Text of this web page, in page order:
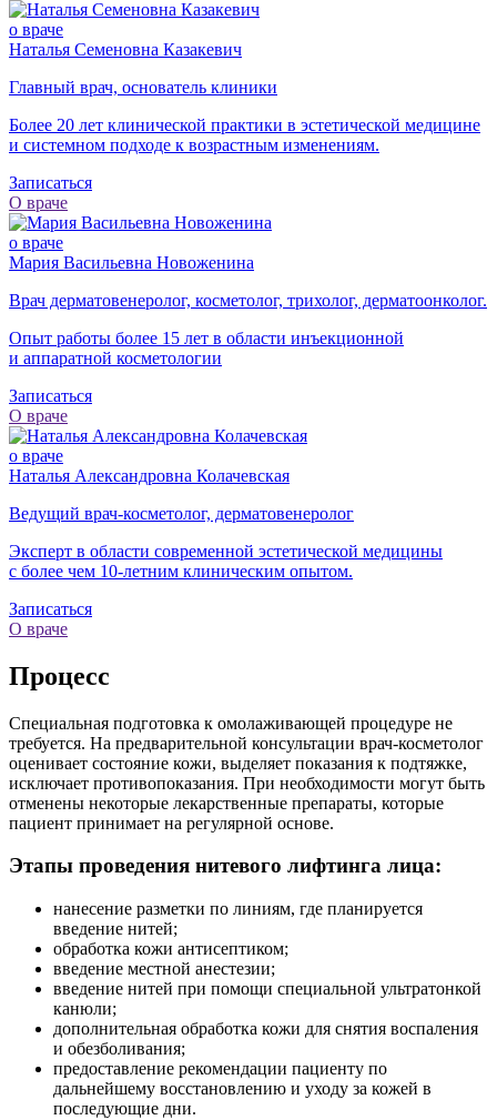
о враче
Наталья Семеновна Казакевич
Главный врач, основатель клиники
Более 20 лет клинической практики в эстетической медицине
и системном подходе к возрастным изменениям.
Записаться
О враче
о враче
Мария Васильевна Новоженина
Врач дерматовенеролог, косметолог, трихолог, дерматоонколог.
Опыт работы более 15 лет в области инъекционной
и аппаратной косметологии
Записаться
О враче
о враче
Наталья Александровна Колачевская
Ведущий врач-косметолог, дерматовенеролог
Эксперт в области современной эстетической медицины
с более чем 10-летним клиническим опытом.
Записаться
О враче
Процесс
Специальная подготовка к омолаживающей процедуре не
требуется. На предварительной консультации врач-косметолог
оценивает состояние кожи, выделяет показания к подтяжке,
исключает противопоказания. При необходимости могут быть
отменены некоторые лекарственные препараты, которые
пациент принимает на регулярной основе.
Этапы проведения нитевого лифтинга лица:
нанесение разметки по линиям, где планируется
введение нитей;
обработка кожи антисептиком;
введение местной анестезии;
введение нитей при помощи специальной ультратонкой
канюли;
дополнительная обработка кожи для снятия воспаления
и обезболивания;
предоставление рекомендации пациенту по
дальнейшему восстановлению и уходу за кожей в
последующие дни.